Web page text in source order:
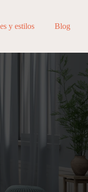
y estilos Blog